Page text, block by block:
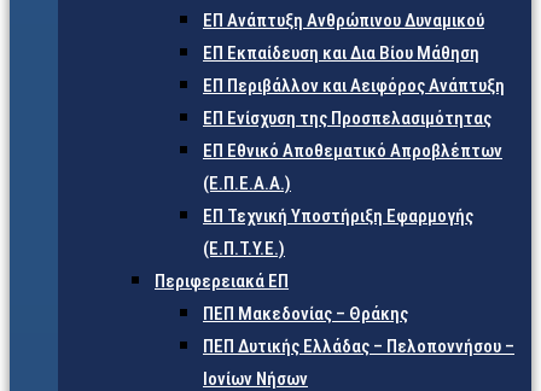
ΕΠ Ανάπτυξη Ανθρώπινου Δυναμικού
ΕΠ Εκπαίδευση και Δια Βίου Μάθηση
ΕΠ Περιβάλλον και Αειφόρος Ανάπτυξη
ΕΠ Ενίσχυση της Προσπελασιμότητας
ΕΠ Εθνικό Αποθεματικό Απροβλέπτων
(Ε.Π.Ε.Α.Α.)
ΕΠ Τεχνική Υποστήριξη Εφαρμογής
(Ε.Π.Τ.Υ.Ε.)
Περιφερειακά ΕΠ
ΠΕΠ Μακεδονίας – Θράκης
ΠΕΠ Δυτικής Ελλάδας – Πελοποννήσου –
Ιονίων Νήσων